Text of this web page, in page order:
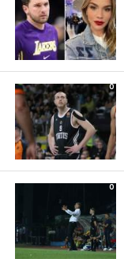
0
0